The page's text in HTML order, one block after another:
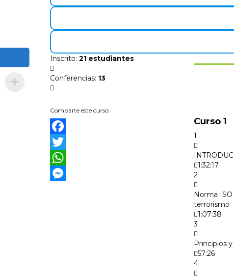
Inscrito: 21 estudiantes
Conferencias: 13
Comparte este curso:
Facebook
Twitter
WhatsApp
Curso 1
1
1:32:17
2
Norma
terrorismo
1:07:38
3
Principios
57:26
4